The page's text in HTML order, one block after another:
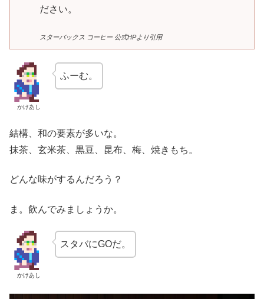
ださい。
スターバックス コーヒー 公式HPより引用
かけあし
ふーむ。
結構、和の要素が多いな。
抹茶、玄米茶、黒豆、昆布、梅、焼きもち。
どんな味がするんだろう？
ま。飲んでみましょうか。
かけあし
スタバにGOだ。